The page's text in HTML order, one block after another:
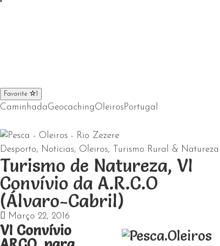
Favorite
CaminhadaGeocachingOleiros Portugal
Desporto, Notícias, Oleiros, Turismo Rural & Natureza
Turismo de Natureza, VI
Convívio da A.R.C.O
(Álvaro-Cabril)
Março 22, 2016
VI Convívio